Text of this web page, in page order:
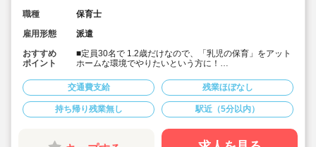
職種
保育士
雇用形態
派遣
おすすめ
ポイント
■定員30名で 1.2歳だけなので、「乳児の保育」をアット
ホームな環境でやりたいという方に！
■週4日～OK！勤務時間の相談が可能です！
■時給1,800円＋交通費支給！
■本園ではキララサポートからの派遣保育士の方が就業中
です！
交通費支給 残業ほぼなし
持ち帰り残業無し 駅近（5分以内）